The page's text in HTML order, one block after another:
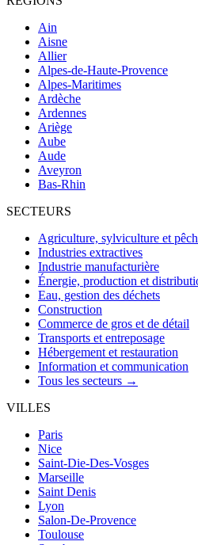
Ain
Aisne
Allier
Alpes-de-Haute-Provence
Alpes-Maritimes
Ardèche
Ardennes
Ariège
Aube
Aude
Aveyron
Bas-Rhin
SECTEURS
Agriculture, sylviculture et
Industries extractives
Industrie manufacturière
Énergie, production et
Eau, gestion des déchets
Construction
Commerce de gros et de détail
Transports et entreposage
Hébergement et restauration
Information et communication
Tous les secteurs →
VILLES
Paris
Nice
Saint-Die-Des-Vosges
Marseille
Saint Denis
Lyon
Salon-De-Provence
Toulouse